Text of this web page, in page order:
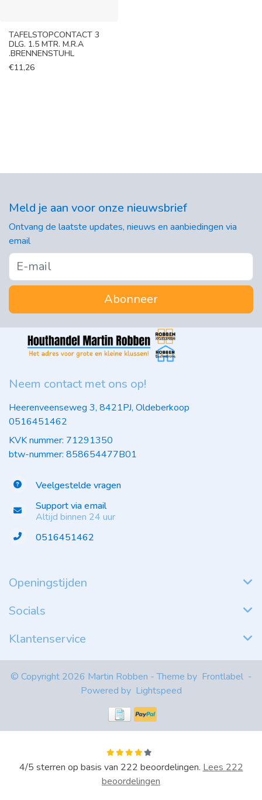
TAFELSTOPCONTACT 3
DLG. 1.5 MTR. M.R.A
.BRENNENSTUHL
€11,26
Meld je aan voor onze nieuwsbrief
Ontvang de laatste updates, nieuws en aanbiedingen via
email
Abonneer
Neem contact met ons op!
Heerenveenseweg 3, 8421PJ, Oldeberkoop
0516451462
KVK nummer: 71291350
btw-nummer: 858654477B01
Veelgestelde vragen
Support via email
Altijd binnen 24 uur
0516451462
Openingstijden
Socials
Klantenservice
© Copyright 2026 Martin Robben - Theme by Frontlabel -
Powered by Lightspeed
4/5 sterren op basis van 222 beoordelingen. Lees 222
beoordelingen